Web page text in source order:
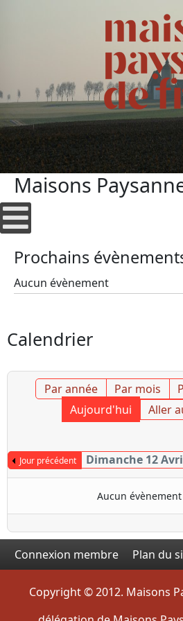
Maisons
Prochains
Aucun évènement
Calendrier
Par année Par mois
Aujourd'hui
Aller
Jour précédent Dimanche 12
Aucun
Connexion membre Plan du
Copyright © 2012. Maisons